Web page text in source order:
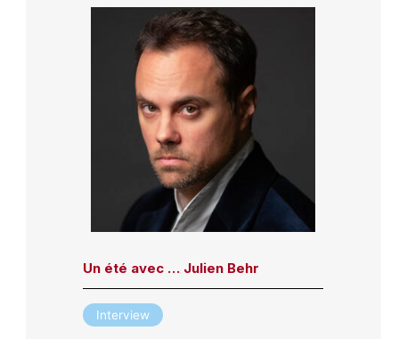
Un été avec … Julien Behr
Interview